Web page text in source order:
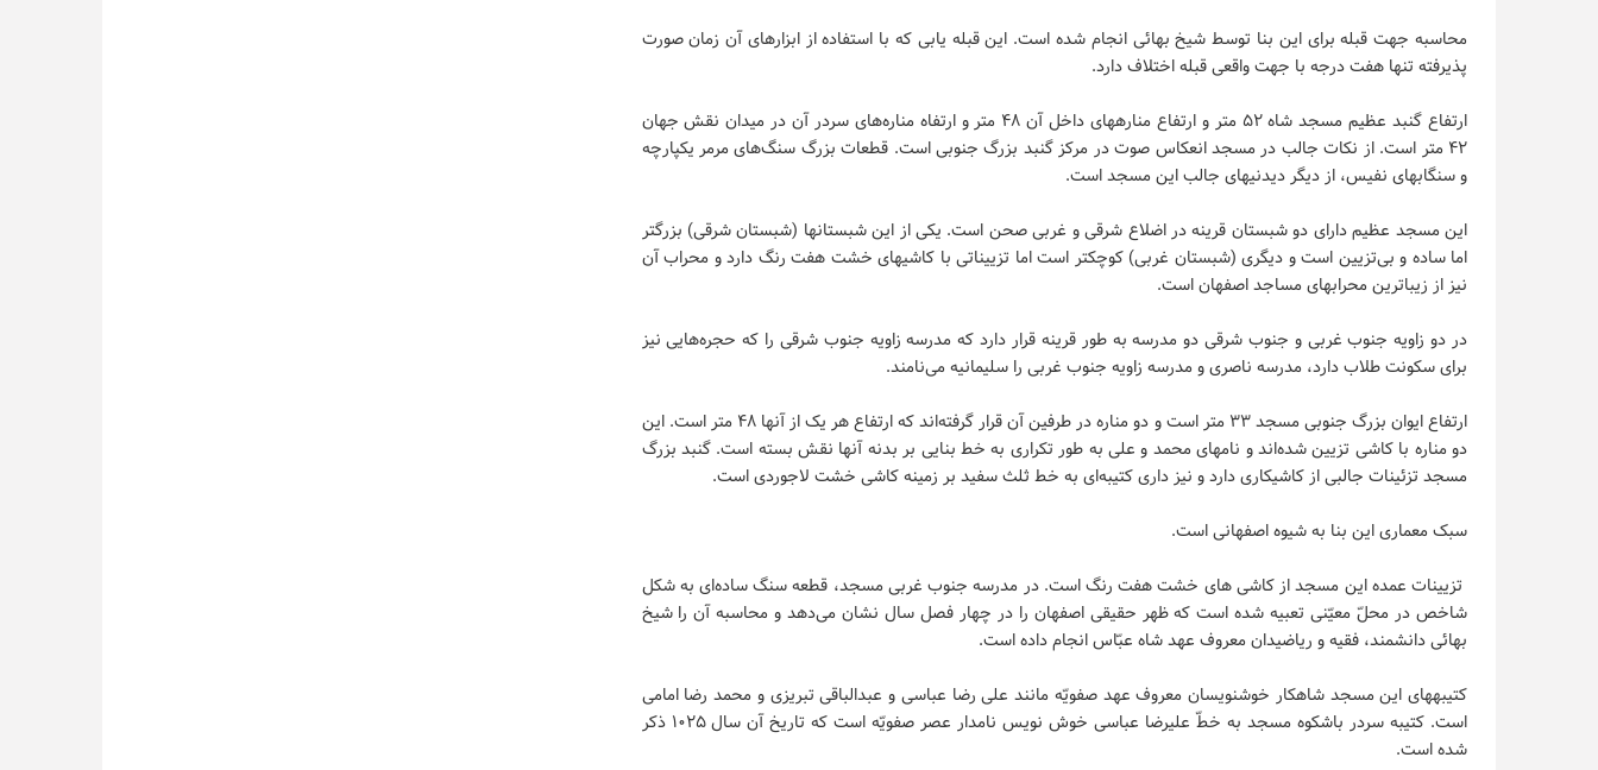
محاسبه جهت قبله برای این بنا توسط شیخ بهائی انجام شده است. این قبله یابی که با استفاده از ابزارهای آن زمان صورت
پذیرفته تنها هفت درجه با جهت واقعی قبله اختلاف دارد.
ارتفاع گنبد عظیم مسجد شاه ۵۲ متر و ارتفاع مناره‏های داخل آن ۴۸ متر و ارتفاه مناره‌های سردر آن در میدان نقش جهان
۴۲ متر است. از نکات جالب در مسجد انعکاس صوت در مرکز گنبد بزرگ جنوبی است. قطعات بزرگ سنگ‌های مرمر یکپارچه
و سنگابهای نفیس، از دیگر دیدنیهای جالب این مسجد است.
این مسجد عظیم دارای دو شبستان قرینه در اضلاع شرقی و غربی صحن است. یکی از این شبستانها (شبستان شرقی) بزرگتر
اما ساده و بی‌تزیین است و دیگری (شبستان غربی) کوچکتر است اما تزییناتی با کاشیهای خشت هفت رنگ دارد و محراب آن
نیز از زیباترین محرابهای مساجد اصفهان است.
در دو زاویه جنوب غربی و جنوب شرقی دو مدرسه به طور قرینه قرار دارد که مدرسه زاویه جنوب شرقی را که حجره‌هایی نیز
برای سکونت طلاب دارد، مدرسه ناصری و مدرسه زاویه جنوب غربی را سلیمانیه می‌نامند.
ارتفاع ایوان بزرگ جنوبی مسجد ۳۳ متر است و دو مناره در طرفین آن قرار گرفته‌اند که ارتفاع هر یک از آنها ۴۸ متر است. این
دو مناره با کاشی تزیین شده‌اند و نامهای محمد و علی به طور تکراری به خط بنایی بر بدنه آنها نقش بسته است. گنبد بزرگ
مسجد تزئینات جالبی از کاشیکاری دارد و نیز داری کتیبه‌ای به خط ثلث سفید بر زمینه کاشی خشت لاجوردی است.
سبک معماری این بنا به شیوه اصفهانی است.
تزیینات عمده این مسجد از کاشی های خشت هفت رنگ است. در مدرسه جنوب غربی مسجد، قطعه سنگ ساده‌ای به شکل
شاخص در محلّ معیّنی تعبیه شده است که ظهر حقیقی اصفهان را در چهار فصل سال نشان می‌دهد و محاسبه آن را شیخ
بهائی دانشمند، فقیه و ریاضیدان معروف عهد شاه عبّاس انجام داده است.
کتیبه‏های این مسجد شاهکار خوشنویسان معروف عهد صفویّه مانند علی رضا عباسی و عبدالباقی تبریزی و محمد رضا امامی
است. کتیبه سردر باشکوه مسجد به خطّ علیرضا عباسی خوش نویس نامدار عصر صفویّه است که تاریخ آن سال ۱۰۲۵ ذکر
شده است.